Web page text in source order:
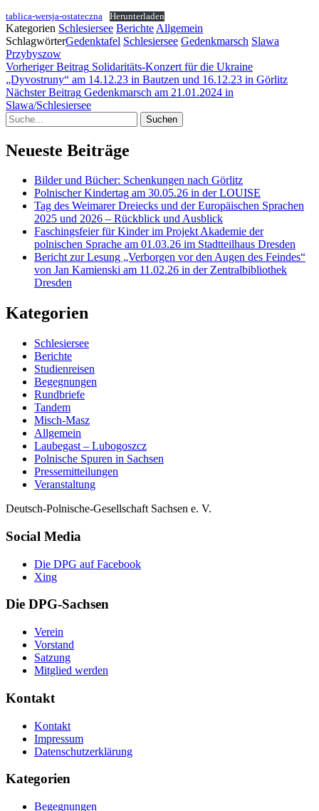
tablica-wersja-ostateczna Herunterladen
Kategorien Schlesiersee Berichte Allgemein
SchlagwörterGedenktafel Schlesiersee Gedenkmarsch Slawa
Przybyszow
Beitragsnavigation
Vorheriger Beitrag Solidaritäts-Konzert für die Ukraine
„Dyvostruny“ am 14.12.23 in Bautzen und 16.12.23 in Görlitz
Nächster Beitrag Gedenkmarsch am 21.01.2024 in
Slawa/SchlesierseeNächster
Suche
Neueste Beiträge
Bilder und Bücher: Schenkungen nach Görlitz
Polnischer Kindertag am 30.05.26 in der LOUISE
Tag des Weimarer Dreiecks und der Europäischen Sprachen
2025 und 2026 – Rückblick und Ausblick
Faschingsfeier für Kinder im Projekt Akademie der
polnischen Sprache am 01.03.26 im Stadtteilhaus Dresden
Bericht zur Lesung „Verborgen vor den Augen des Feindes“
von Jan Kamienski am 11.02.26 in der Zentralbibliothek
Dresden
Kategorien
Schlesiersee
Berichte
Studienreisen
Begegnungen
Rundbriefe
Tandem
Misch-Masz
Allgemein
Laubegast – Lubogoszcz
Polnische Spuren in Sachsen
Pressemitteilungen
Veranstaltung
Deutsch-Polnische-Gesellschaft Sachsen e. V.
Social Media
Die DPG auf Facebook
Xing
Die DPG-Sachsen
Verein
Vorstand
Satzung
Mitglied werden
Kontakt
Kontakt
Impressum
Datenschutzerklärung
Kategorien
Begegnungen